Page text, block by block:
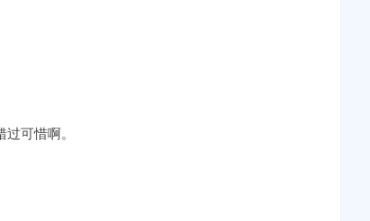
可惜啊。